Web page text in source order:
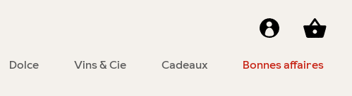
Dolce Vins & Cie Cadeaux Bonnes affaires